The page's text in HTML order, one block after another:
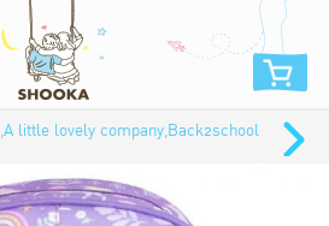
A little lovely company,Back2school
,